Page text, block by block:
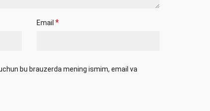
Email *
bu brauzerda mening ismim, email va